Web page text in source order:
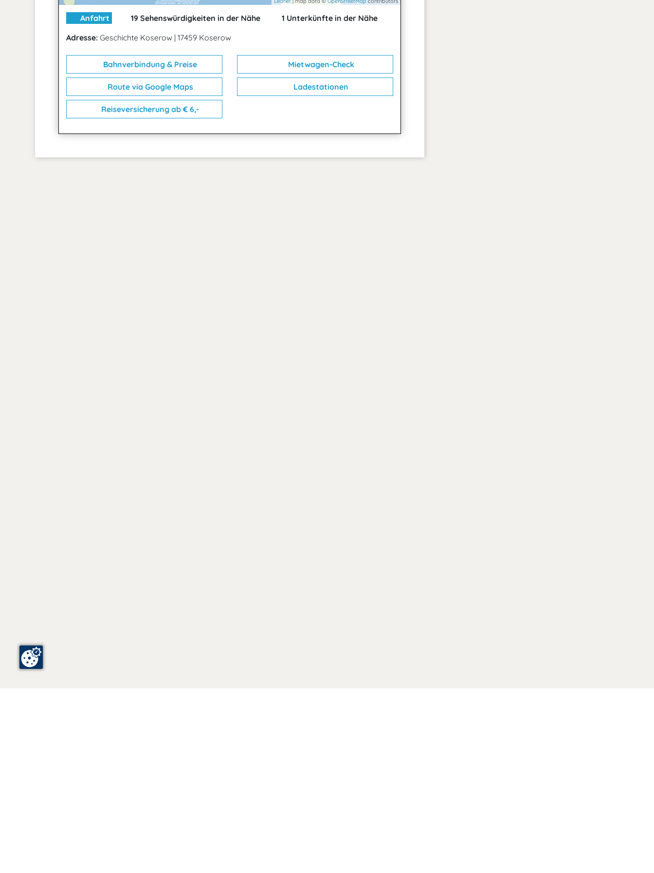
Anfahrt 19 Sehenswürdigkeiten in der Nähe
1 Unterkünfte in der Nähe
Adresse: Geschichte Koserow | 17459 Koserow
Bahnverbindung & Preise Mietwagen-Check
Route via Google Maps Ladestationen
Reiseversicherung ab € 6,-